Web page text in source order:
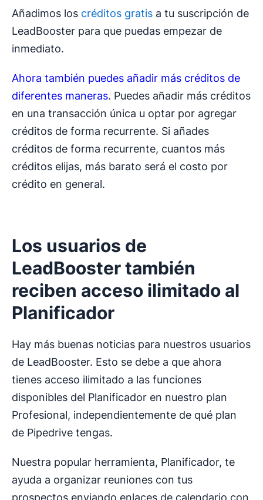
Añadimos los créditos gratis a tu suscripción de
LeadBooster para que puedas empezar de
inmediato.
Ahora también puedes añadir más créditos de
diferentes maneras. Puedes añadir más créditos
en una transacción única u optar por agregar
créditos de forma recurrente. Si añades
créditos de forma recurrente, cuantos más
créditos elijas, más barato será el costo por
crédito en general.
Los usuarios de
LeadBooster también
reciben acceso ilimitado al
Planificador
Hay más buenas noticias para nuestros usuarios
de LeadBooster. Esto se debe a que ahora
tienes acceso ilimitado a las funciones
disponibles del Planificador en nuestro plan
Profesional, independientemente de qué plan
de Pipedrive tengas.
Nuestra popular herramienta, Planificador, te
ayuda a organizar reuniones con tus
prospectos enviando enlaces de calendario con